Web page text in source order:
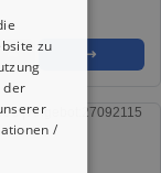
➦ ➜
zu
der
/